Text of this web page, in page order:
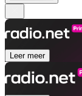
Leer meer